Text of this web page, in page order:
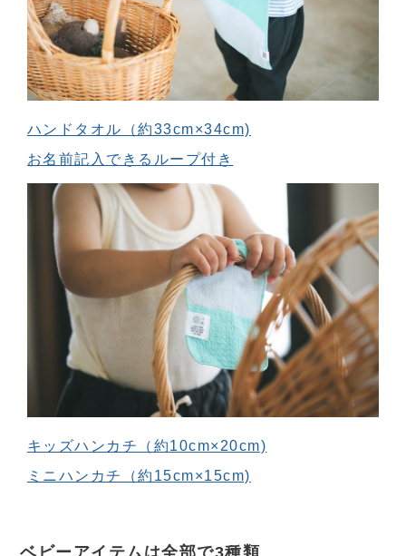
ハンドタオル（約33cm×34cm)
お名前記入できるループ付き
キッズハンカチ（約10cm×20cm)
ミニハンカチ（約15cm×15cm)